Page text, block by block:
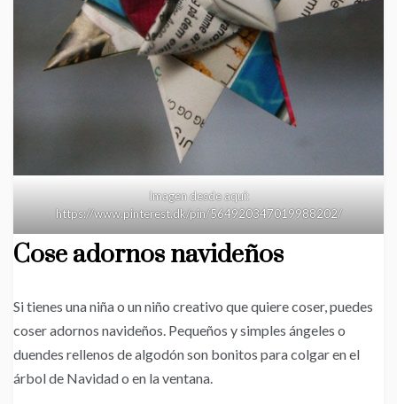
Imagen desde aquí:
https://www.pinterest.dk/pin/564920347019988202/
Cose adornos navideños
Si tienes una niña o un niño creativo que quiere coser, puedes
coser adornos navideños. Pequeños y simples ángeles o
duendes rellenos de algodón son bonitos para colgar en el
árbol de Navidad o en la ventana.